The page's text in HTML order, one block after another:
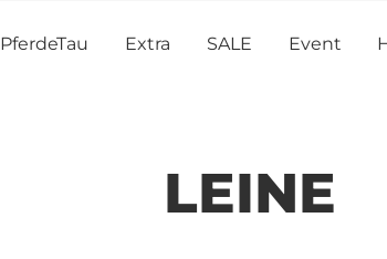
PferdeTau Extra SALE Event
LEINE